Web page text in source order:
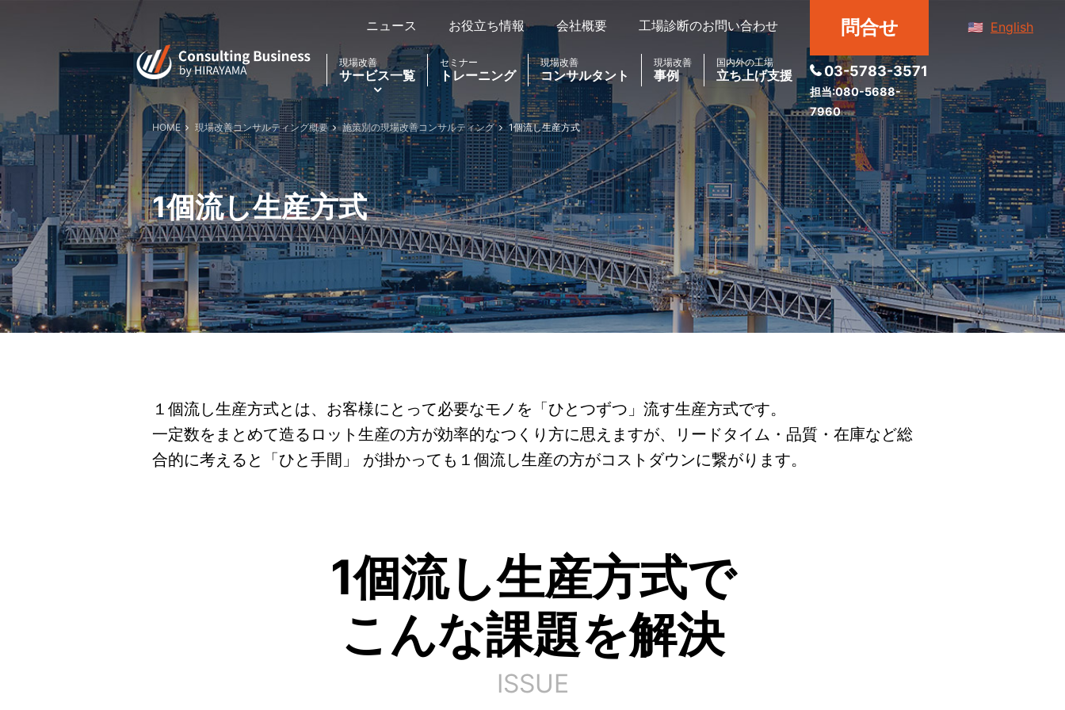
English
ニュース お役立ち情報 会社概要 工場診断のお問い合わせ
現場改善
サービス一覧
セミナー
トレーニング
現場改善
コンサルタント
現場改善
事例
国内外の工場
立ち上げ支援
問合せ
03-5783-3571
担当:080-5688-
7960
1個流し生産方式
HOME 現場改善コンサルティング概要 施策別の現場改善コンサルティング 1個流し生産方式
１個流し生産方式とは、お客様にとって必要なモノを「ひとつずつ」流す生産方式です。
一定数をまとめて造るロット生産の方が効率的なつくり方に思えますが、リードタイム・品質・在庫など総
合的に考えると「ひと手間」 が掛かっても１個流し生産の方がコストダウンに繋がります。
1個流し生産方式で
こんな課題を解決
ISSUE